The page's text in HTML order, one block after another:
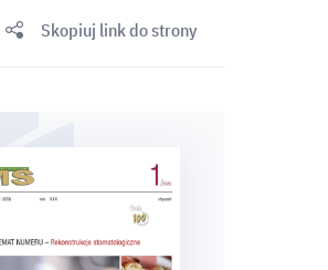
Skopiuj link do strony